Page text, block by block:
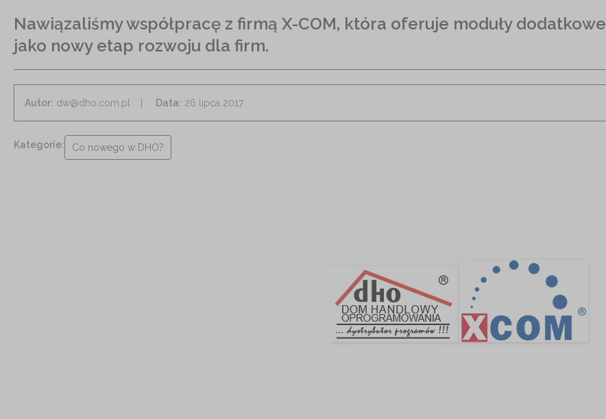
Nawiązaliśmy współpracę z firmą X-COM, która oferuje moduły
jako nowy etap rozwoju dla firm.
Autor: dw@dho.com.pl Data: 26 lipca 2017
Kategorie: Co nowego w DHO?